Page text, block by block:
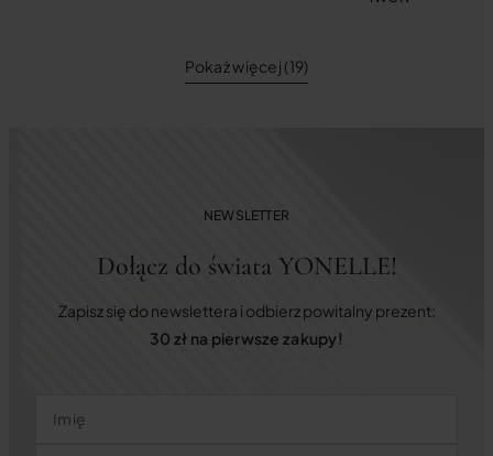
Pokaż więcej (19)
NEWSLETTER
Dołącz do świata YONELLE!
Zapisz się do newslettera i odbierz powitalny prezent:
30 zł na pierwsze zakupy!
Imię